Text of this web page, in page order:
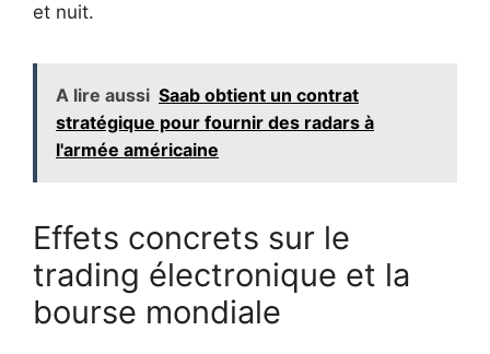
et nuit.
A lire aussi Saab obtient un contrat
stratégique pour fournir des radars à
l'armée américaine
Effets concrets sur le
trading électronique et la
bourse mondiale